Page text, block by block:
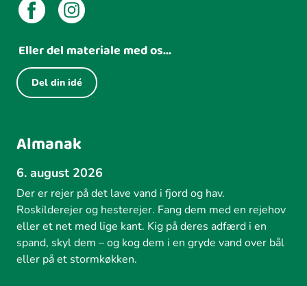
Eller del materiale med os...
Del din idé
Almanak
6. august 2026
Der er rejer på det lave vand i fjord og hav.
Roskilderejer og hesterejer. Fang dem med en rejehov
eller et net med lige kant. Kig på deres adfærd i en
spand, skyl dem – og kog dem i en gryde vand over bål
eller på et stormkøkken.